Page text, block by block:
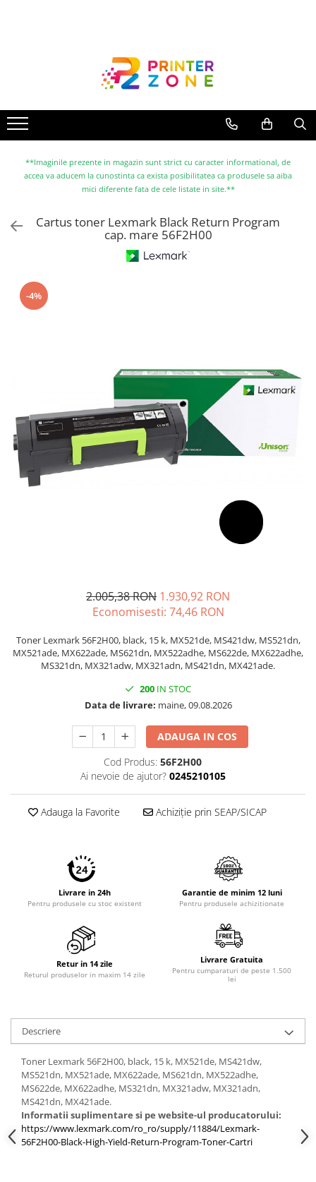
Imprimante cu jet
Multifunctionale laser
Multifunctionale cu jet
Imprimante etichete
Scanere
Accesorii multifunctionale
Piese schimb
Capete imprimare
Cartuse inkjet si cerneala
Hartie
Ribbon
Drum unit compatibile
Imprimante 3D
Accesorii imprimante 3D
Filament imprimanta 3D
Laptopuri / notebookuri
Laptopuri gaming
Laptop-uri 2 in 1
Accesorii laptop
Piese si accesorii
Accesorii Printing
Workstation
Mini PC
Monitoare
Monitoare LED
Accesorii monitoare
Componente
Placi video
Procesoare
**Imaginile prezente in magazin sunt strict cu caracter informational, de
accea va aducem la cunostinta ca exista posibilitatea ca produsele sa aiba
mici diferente fata de cele listate in site.**
Cartus toner Lexmark Black Return Program
cap. mare 56F2H00
-4%
2.005,38 RON 1.930,92 RON
Economisesti: 74,46 RON
Toner Lexmark 56F2H00, black, 15 k, MX521de, MS421dw, MS521dn,
MX521ade, MX622ade, MS621dn, MX522adhe, MS622de, MX622adhe,
MS321dn, MX321adw, MX321adn, MS421dn, MX421ade.
200 IN STOC
Data de livrare: maine, 09.08.2026
ADAUGA IN COS
Cod Produs: 56F2H00
Ai nevoie de ajutor? 0245210105
Adauga la Favorite Achiziție prin SEAP/SICAP
Livrare in 24h
Pentru produsele cu stoc existent
Garantie de minim 12 luni
Pentru produsele achizitionate
Retur in 14 zile
Returul produselor in maxim 14 zile
Livrare Gratuita
Pentru cumparaturi de peste 1.500
lei
Descriere
Toner Lexmark 56F2H00, black, 15 k, MX521de, MS421dw,
MS521dn, MX521ade, MX622ade, MS621dn, MX522adhe,
MS622de, MX622adhe, MS321dn, MX321adw, MX321adn,
MS421dn, MX421ade.
Informatii suplimentare si pe website-ul producatorului:
https://www.lexmark.com/ro_ro/supply/11884/Lexmark-
56F2H00-Black-High-Yield-Return-Program-Toner-Cartri